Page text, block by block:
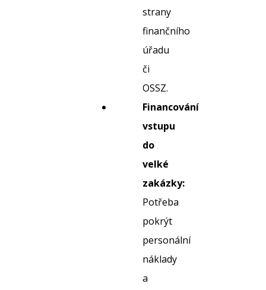
strany
finančního
úřadu
či
OSSZ.
Financování
vstupu
do
velké
zakázky:
Potřeba
pokrýt
personální
náklady
a